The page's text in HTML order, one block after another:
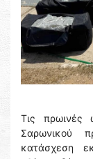
Τις πρωινές
Σαρωνικού
κατάσχεση